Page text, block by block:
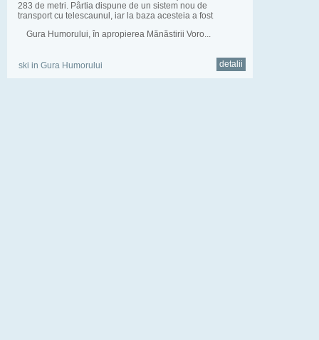
283 de metri. Pârtia dispune de un sistem nou de
transport cu telescaunul, iar la baza acesteia a fost
Gura Humorului, în apropierea Mănăstirii Voro...
ski in Gura Humorului detalii